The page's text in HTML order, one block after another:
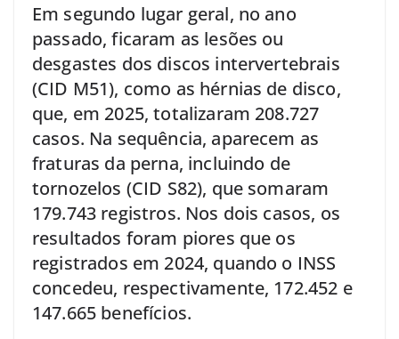
Em segundo lugar geral, no ano
passado, ficaram as lesões ou
desgastes dos discos intervertebrais
(CID M51), como as hérnias de disco,
que, em 2025, totalizaram 208.727
casos. Na sequência, aparecem as
fraturas da perna, incluindo de
tornozelos (CID S82), que somaram
179.743 registros. Nos dois casos, os
resultados foram piores que os
registrados em 2024, quando o INSS
concedeu, respectivamente, 172.452 e
147.665 benefícios.